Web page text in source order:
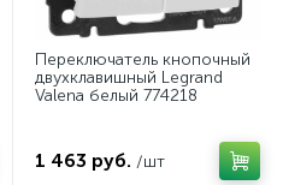
Переключатель кнопочный
двухклавишный Legrand
Valena белый 774218
1 463 руб. /шт